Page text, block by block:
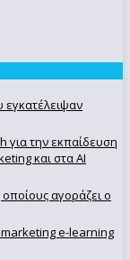
για την εκπαίδευση
και στα AI
αγοράζει ο
e-learning